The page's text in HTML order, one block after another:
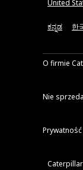
United
ಕನ್ನಡ 한
O firmie Cat
Nie
Prywatność